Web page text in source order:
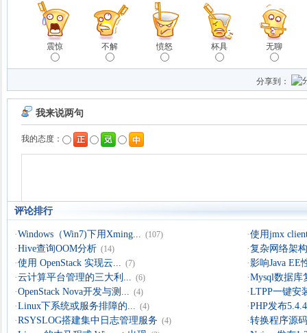
震惊 不解 愤怒 杯具 无聊
分享到：
评论排行
·Windows（Win7)下用Xming... (107) ·使用jmx
·Hive查询OOM分析 (14) ·复杂网络架
·使用 OpenStack 实现云... (7) ·影响Java EE
·云计算平台管理的三大利... (6) ·Mysql数据库
·OpenStack Nova开发与测... (4) ·LTPP一键安
·Linux下系统或服务排障的... (4) ·PHP发布
·RSYSLOG搭建集中日志管理服务 (4) ·转换程序源